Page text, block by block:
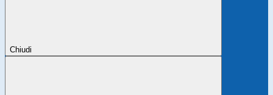
Chiudi